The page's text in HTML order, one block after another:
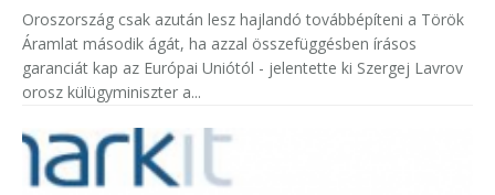
Oroszország csak azután lesz hajlandó továbbépíteni a Török
Áramlat második ágát, ha azzal összefüggésben írásos
garanciát kap az Európai Uniótól - jelentette ki Szergej Lavrov
orosz külügyminiszter a...